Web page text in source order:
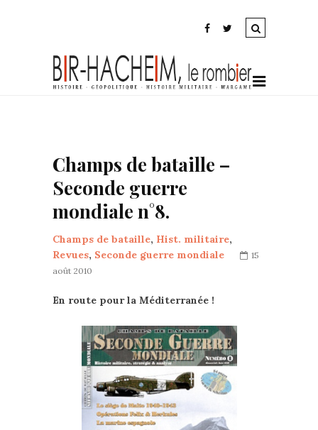
Champs de bataille –
Seconde guerre
mondiale n°8.
Champs de bataille, Hist. militaire,
Revues, Seconde guerre mondiale
15
août 2010
En route pour la Méditerranée !